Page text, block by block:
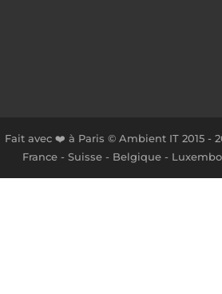
Fait avec ❤️ à Paris © Ambient IT 2015 -
France - Suisse - Belgique -